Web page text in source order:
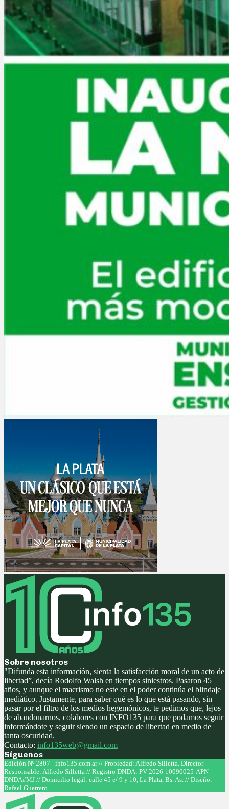
Sobre nosotros
"Difunda esta información, sienta la satisfacción moral de un acto de
libertad”, decía Rodolfo Walsh en tiempos siniestros. Pasaron 45
años, y aunque el macrismo no este en el poder continúa el blindaje
mediático. Justamente, para saber qué es lo que está pasando, sin
pasar por el filtro de los medios hegemónicos, te pedimos que, lejos
de abandonarnos, colabores con INFO135 para que podamos seguir
informándote y seguir siendo un espacio de libertad en medio de
tanta oscuridad.
Contacto: info135web@gmail.com
Síguenos
Facebook
Twitter
Instagram
Youtube
Edición Nº 2807 - info135.com.ar // Propiedad: Alfredo Silletta. Director
Responsable: Alfredo Silletta // Registro DNDA: PV-2026-10090025-APN-
DNDA#MJ // Domicilio legal: calle 45 e/ 9 y 10, La Plata, Bs. As. // Diseño:
Rafael Guerrero